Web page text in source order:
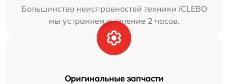
Большинство неисправностей техники iCLEBO
мы устраняем в течение 2 часов.
Оригинальные запчасти